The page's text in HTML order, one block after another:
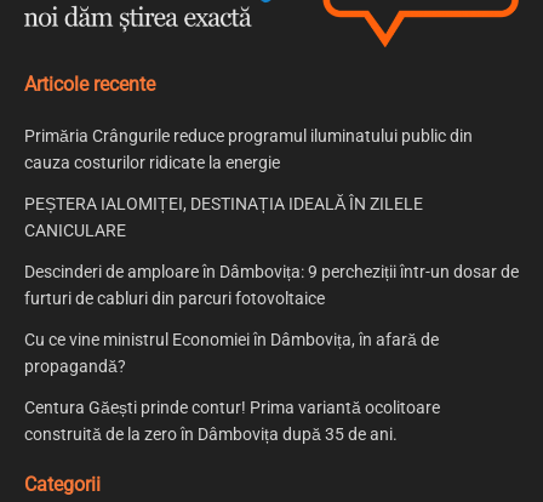
Articole recente
Primăria Crângurile reduce programul iluminatului public din
cauza costurilor ridicate la energie
PEȘTERA IALOMIȚEI, DESTINAȚIA IDEALĂ ÎN ZILELE
CANICULARE
Descinderi de amploare în Dâmbovița: 9 percheziții într-un dosar de
furturi de cabluri din parcuri fotovoltaice
Cu ce vine ministrul Economiei în Dâmbovița, în afară de
propagandă?
Centura Găești prinde contur! Prima variantă ocolitoare
construită de la zero în Dâmbovița după 35 de ani.
Categorii